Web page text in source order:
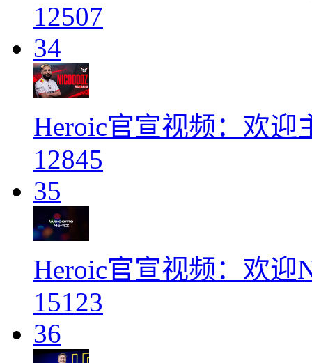
12507
34
Heroic官宣视频：欢迎
12845
35
Heroic官宣视频：欢迎
15123
36